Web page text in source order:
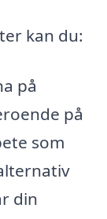
kan du:
på
på
som
din